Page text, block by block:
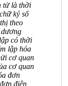
tử là thời
ký số
theo
dương
có thời
lập hóa
cơ quan
cơ quan
đơn
điện